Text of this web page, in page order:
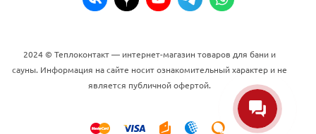
2024 © Теплоконтакт — интернет-магазин товаров для бани и
сауны. Информация на сайте носит ознакомительный характер и не
является публичной офертой.